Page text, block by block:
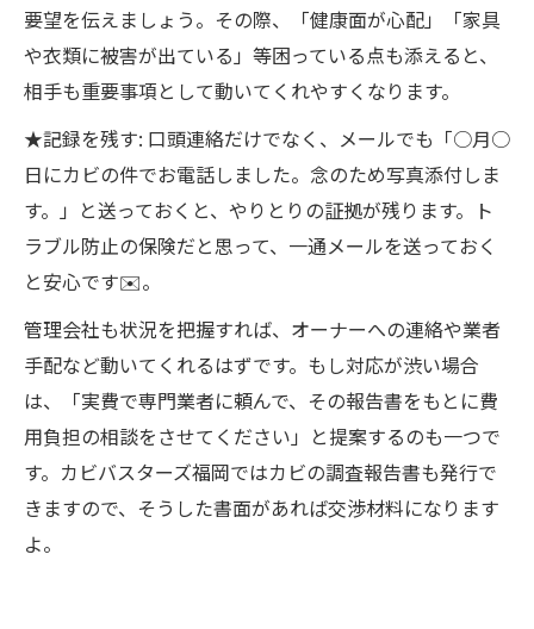
要望を伝えましょう​。その際、「健康面が心配」「家具
や衣類に被害が出ている」等困っている点も添えると、
相手も重要事項として動いてくれやすくなります。
★記録を残す: 口頭連絡だけでなく、メールでも「○月○
日にカビの件でお電話しました。念のため写真添付しま
す。」と送っておくと、やりとりの証拠が残ります。ト
ラブル防止の保険だと思って、一通メールを送っておく
と安心です✉️。
管理会社も状況を把握すれば、オーナーへの連絡や業者
手配など動いてくれるはずです。もし対応が渋い場合
は、「実費で専門業者に頼んで、その報告書をもとに費
用負担の相談をさせてください」と提案するのも一つで
す。カビバスターズ福岡ではカビの調査報告書も発行で
きますので、そうした書面があれば交渉材料になります
よ。